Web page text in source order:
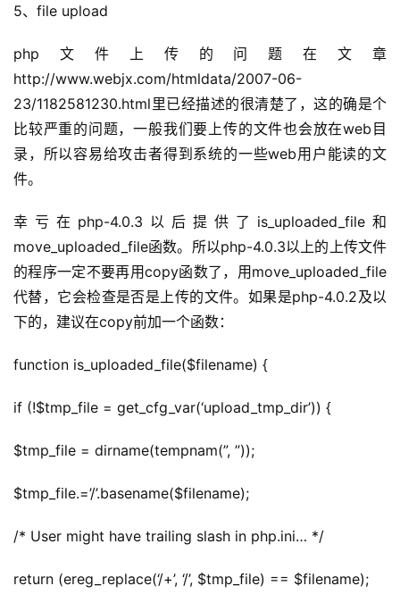
5、file upload
php文件上传的问题在文章
http://www.webjx.com/htmldata/2007-06-
23/1182581230.html里已经描述的很清楚了，这的确是个
比较严重的问题，一般我们要上传的文件也会放在web目
录，所以容易给攻击者得到系统的一些web用户能读的文
件。
幸亏在php-4.0.3以后提供了is_uploaded_file和
move_uploaded_file函数。所以php-4.0.3以上的上传文件
的程序一定不要再用copy函数了，用move_uploaded_file
代替，它会检查是否是上传的文件。如果是php-4.0.2及以
下的，建议在copy前加一个函数：
function is_uploaded_file($filename) {
if (!$tmp_file = get_cfg_var(‘upload_tmp_dir’)) {
$tmp_file = dirname(tempnam(”, ”));
$tmp_file.=’/’.basename($filename);
/* User might have trailing slash in php.ini… */
return (ereg_replace(‘/+’, ‘/’, $tmp_file) == $filename);